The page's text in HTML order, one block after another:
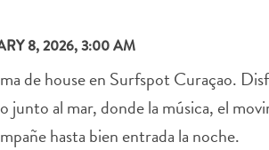
8, 2026, 3:00 AM
de house en Surfspot Curaçao.
al mar, donde la música, el
hasta bien entrada la noche.